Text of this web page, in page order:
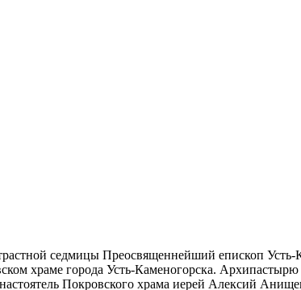
седмицы Преосвященнейший епископ
храме города Усть-Каменогорска.
Покровского храма иерей Алексий